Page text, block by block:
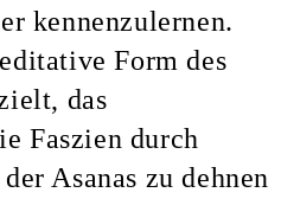
kennenzulernen.
Form des
das
Faszien durch
Asanas zu dehnen